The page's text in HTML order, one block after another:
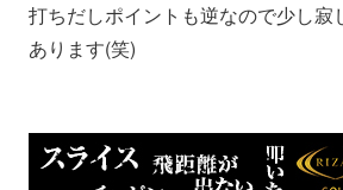
打ちだしポイントも逆なので少し寂
あります(笑)